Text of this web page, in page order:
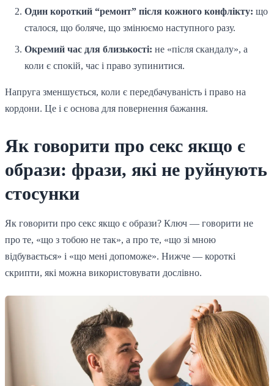
Один короткий “ремонт” після кожного конфлікту: що
сталося, що боляче, що змінюємо наступного разу.
Окремий час для близькості: не «після скандалу», а
коли є спокій, час і право зупинитися.
Напруга зменшується, коли є передбачуваність і право на
кордони. Це і є основа для повернення бажання.
Як говорити про секс якщо є
образи: фрази, які не руйнують
стосунки
Як говорити про секс якщо є образи? Ключ — говорити не
про те, «що з тобою не так», а про те, «що зі мною
відбувається» і «що мені допоможе». Нижче — короткі
скрипти, які можна використовувати дослівно.